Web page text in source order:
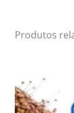
Produtos